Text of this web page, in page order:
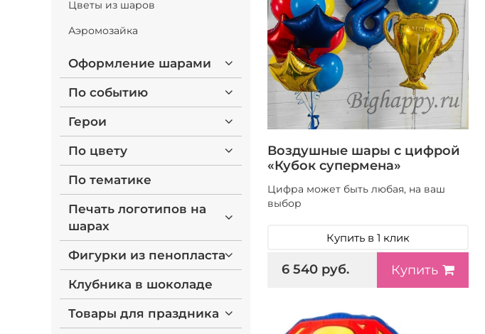
Цветы из шаров
Аэромозайка
Оформление шарами
По событию
Герои
По цвету
По тематике
Печать логотипов на
шарах
Фигурки из пенопласта
Клубника в шоколаде
Товары для праздника
Воздушные шары с цифрой
«Кубок супермена»
Цифра может быть любая, на ваш
выбор
Купить в 1 клик
6 540 руб. Купить